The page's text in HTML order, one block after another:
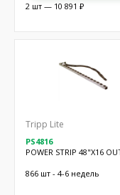
2 шт — 10 891 ₽
Tripp Lite
PS4816
POWER STRIP 48"X16
866 шт - 4-6 недель